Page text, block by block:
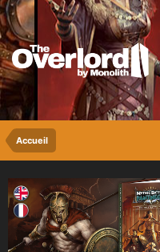
Accueil